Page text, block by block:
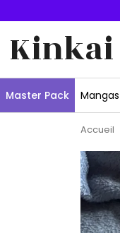
Kinkai
Master Pack Mangas
Accueil